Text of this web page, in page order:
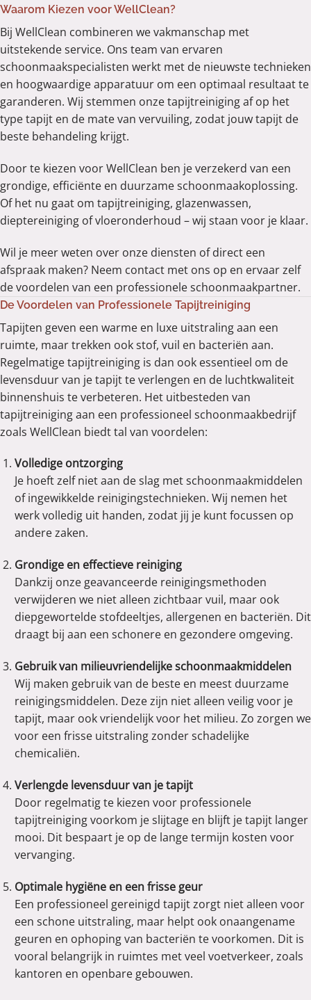
Waarom Kiezen voor WellClean?
Bij WellClean combineren we vakmanschap met
uitstekende service. Ons team van ervaren
schoonmaakspecialisten werkt met de nieuwste technieken
en hoogwaardige apparatuur om een optimaal resultaat te
garanderen. Wij stemmen onze tapijtreiniging af op het
type tapijt en de mate van vervuiling, zodat jouw tapijt de
beste behandeling krijgt.
Door te kiezen voor WellClean ben je verzekerd van een
grondige, efficiënte en duurzame schoonmaakoplossing.
Of het nu gaat om tapijtreiniging, glazenwassen,
dieptereiniging of vloeronderhoud – wij staan voor je klaar.
Wil je meer weten over onze diensten of direct een
afspraak maken? Neem contact met ons op en ervaar zelf
de voordelen van een professionele schoonmaakpartner.
De Voordelen van Professionele Tapijtreiniging
Tapijten geven een warme en luxe uitstraling aan een
ruimte, maar trekken ook stof, vuil en bacteriën aan.
Regelmatige tapijtreiniging is dan ook essentieel om de
levensduur van je tapijt te verlengen en de luchtkwaliteit
binnenshuis te verbeteren. Het uitbesteden van
tapijtreiniging aan een professioneel schoonmaakbedrijf
zoals WellClean biedt tal van voordelen:
Volledige ontzorging
Je hoeft zelf niet aan de slag met schoonmaakmiddelen
of ingewikkelde reinigingstechnieken. Wij nemen het
werk volledig uit handen, zodat jij je kunt focussen op
andere zaken.
Grondige en effectieve reiniging
Dankzij onze geavanceerde reinigingsmethoden
verwijderen we niet alleen zichtbaar vuil, maar ook
diepgewortelde stofdeeltjes, allergenen en bacteriën. Dit
draagt bij aan een schonere en gezondere omgeving.
Gebruik van milieuvriendelijke schoonmaakmiddelen
Wij maken gebruik van de beste en meest duurzame
reinigingsmiddelen. Deze zijn niet alleen veilig voor je
tapijt, maar ook vriendelijk voor het milieu. Zo zorgen we
voor een frisse uitstraling zonder schadelijke
chemicaliën.
Verlengde levensduur van je tapijt
Door regelmatig te kiezen voor professionele
tapijtreiniging voorkom je slijtage en blijft je tapijt langer
mooi. Dit bespaart je op de lange termijn kosten voor
vervanging.
Optimale hygiëne en een frisse geur
Een professioneel gereinigd tapijt zorgt niet alleen voor
een schone uitstraling, maar helpt ook onaangename
geuren en ophoping van bacteriën te voorkomen. Dit is
vooral belangrijk in ruimtes met veel voetverkeer, zoals
kantoren en openbare gebouwen.